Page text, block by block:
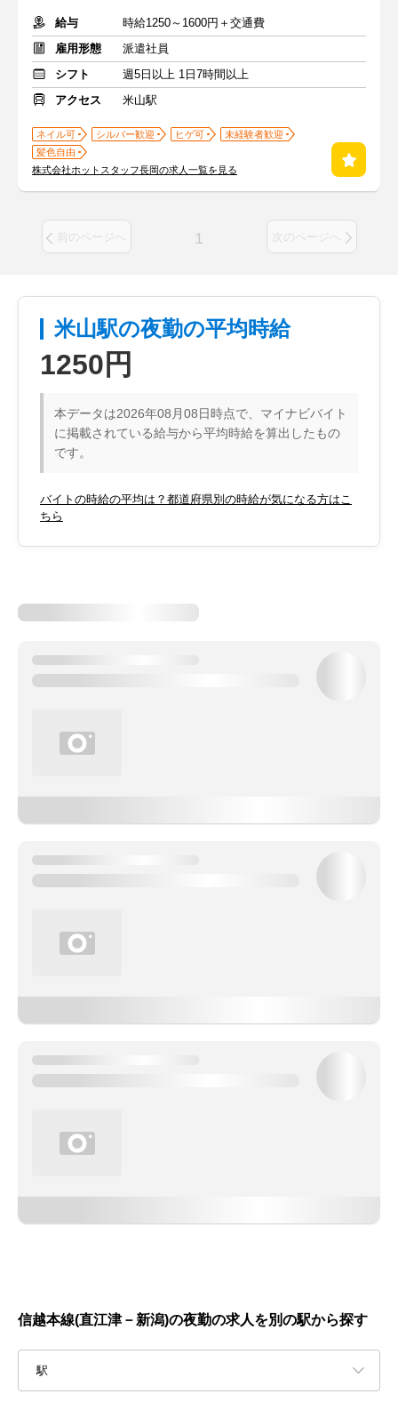
給与
時給1250～1600円＋交通費
雇用形態
派遣社員
シフト
週5日以上 1日7時間以上
アクセス
米山駅
ネイル可 シルバー歓迎 ヒゲ可
未経験者歓迎
髪色自由
株式会社ホットスタッフ長岡の求人一覧を見る
前のページへ 1 次のページへ
米山駅の夜勤の平均時給
1250円
本データは2026年08月08日時点で、マイナビバイト
に掲載されている給与から平均時給を算出したもの
です。
バイトの時給の平均は？都道府県別の時給が気になる方はこ
ちら
信越本線(直江津－新潟)の夜勤の求人を別の駅から探す
駅